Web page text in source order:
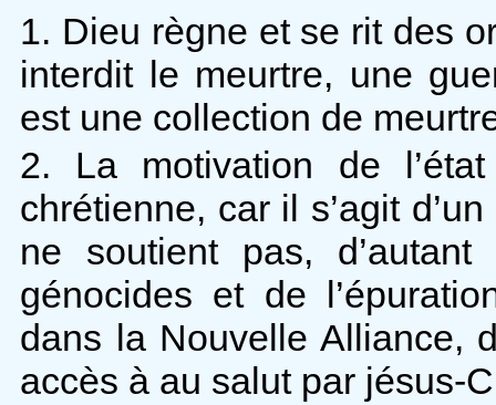
1. Dieu règne et se rit des
interdit le meurtre, une
est une collection de
2. La motivation de
chrétienne, car il s’agit
ne soutient pas,
génocides et de
dans la Nouvelle Alliance,
accès à au salut par jésus-